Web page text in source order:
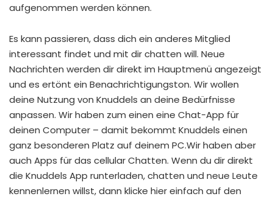
aufgenommen werden können.
Es kann passieren, dass dich ein anderes Mitglied
interessant findet und mit dir chatten will. Neue
Nachrichten werden dir direkt im Hauptmenü angezeigt
und es ertönt ein Benachrichtigungston. Wir wollen
deine Nutzung von Knuddels an deine Bedürfnisse
anpassen. Wir haben zum einen eine Chat-App für
deinen Computer – damit bekommt Knuddels einen
ganz besonderen Platz auf deinem PC.Wir haben aber
auch Apps für das cellular Chatten. Wenn du dir direkt
die Knuddels App runterladen, chatten und neue Leute
kennenlernen willst, dann klicke hier einfach auf den